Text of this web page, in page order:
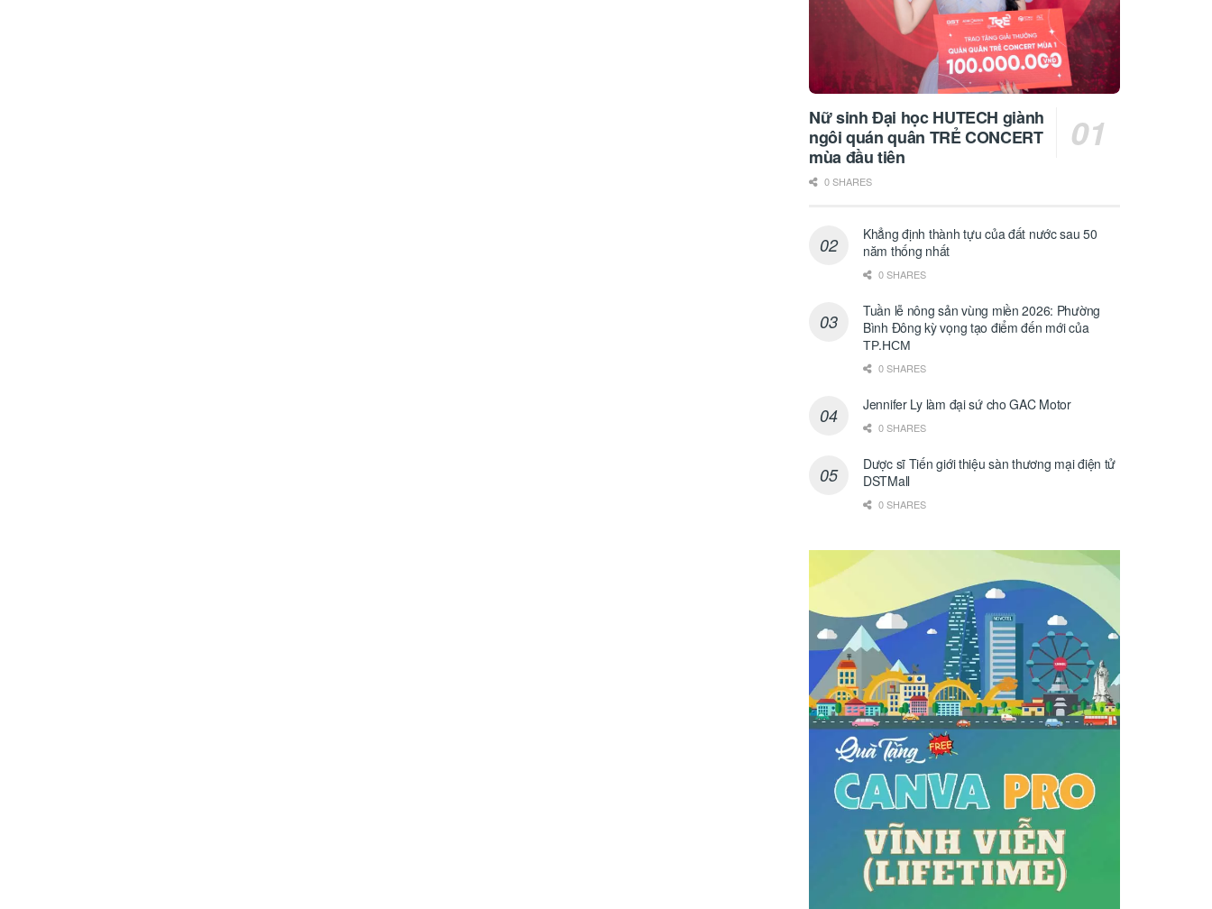
Nữ sinh Đại học HUTECH giành
ngôi quán quân TRẺ CONCERT
mùa đầu tiên
0 SHARES
Khẳng định thành tựu của đất nước sau 50
năm thống nhất
0 SHARES
Tuần lễ nông sản vùng miền 2026: Phường
Bình Đông kỳ vọng tạo điểm đến mới của
ТР.НСМ
0 SHARES
Jennifer Ly làm đại sứ cho GAC Motor
0 SHARES
Dược sĩ Tiến giới thiệu sàn thương mại điện tử
DSTMall
0 SHARES